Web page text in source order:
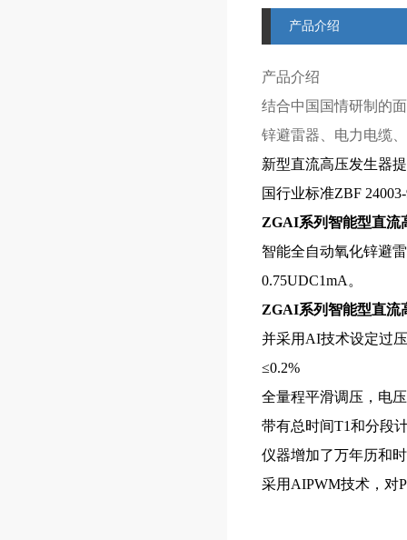
产品介绍
产品介绍
结合中国国情研制的
锌避雷器、电力电缆
新型直流高压发生器
国行业标准ZBF
ZGAI系列智能型直流
智能全自动氧化锌避
0.75UDC1mA。
ZGAI系列智能型直流
并采用AI技术设定过
≤0.2%
全量程平滑调压，电
带有总时间T1和分段
仪器增加了万年历和
采用AIPWM技术，对